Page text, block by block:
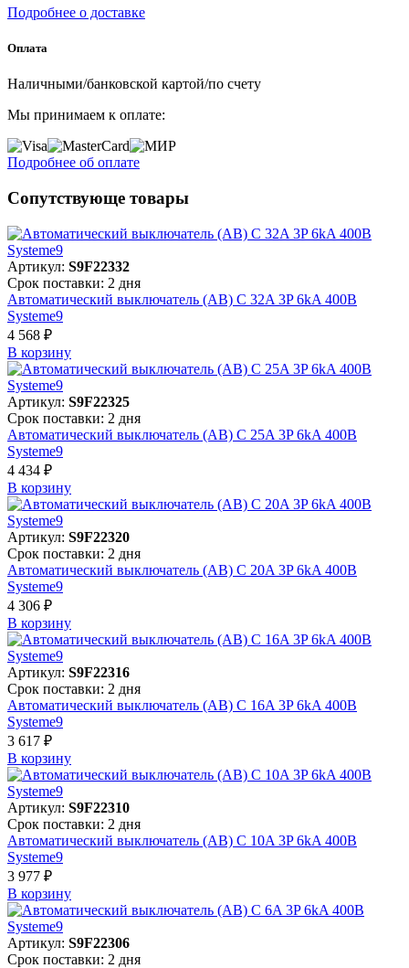
Подробнее о доставке
Оплата
Наличными/банковской картой/по счету
Мы принимаем к оплате:
Подробнее об оплате
Сопутствующе товары
Артикул: S9F22332
Срок поставки: 2 дня
Автоматический выключатель (АВ) C 32A 3P 6kA 400В
Systeme9
4 568 ₽
В корзинy
Артикул: S9F22325
Срок поставки: 2 дня
Автоматический выключатель (АВ) C 25A 3P 6kA 400В
Systeme9
4 434 ₽
В корзинy
Артикул: S9F22320
Срок поставки: 2 дня
Автоматический выключатель (АВ) C 20A 3P 6kA 400В
Systeme9
4 306 ₽
В корзинy
Артикул: S9F22316
Срок поставки: 2 дня
Автоматический выключатель (АВ) C 16A 3P 6kA 400В
Systeme9
3 617 ₽
В корзинy
Артикул: S9F22310
Срок поставки: 2 дня
Автоматический выключатель (АВ) C 10A 3P 6kA 400В
Systeme9
3 977 ₽
В корзинy
Артикул: S9F22306
Срок поставки: 2 дня